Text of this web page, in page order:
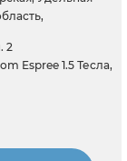
2
Espree 1.5 Тесла,